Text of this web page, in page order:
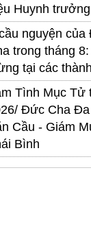
Huynh
nguyện của
trong tháng
tại các
Tình Mục Tử
Đức Cha
Cầu - Giám
Bình